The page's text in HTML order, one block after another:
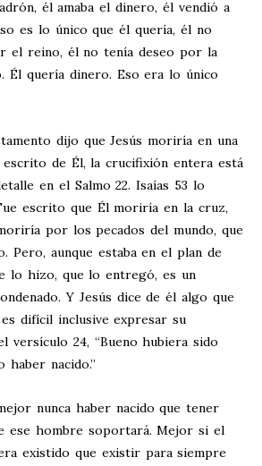
él amaba el dinero, él vendió a
es lo único que él quería, él no
el reino, él no tenía deseo por la
Él quería dinero. Eso era lo único
dijo que Jesús moriría en una
de Él, la crucifixión entera está
en el Salmo 22. Isaías 53 lo
escrito que Él moriría en la cruz,
por los pecados del mundo, que
Pero, aunque estaba en el plan de
lo hizo, que lo entregó, es un
Y Jesús dice de él algo que
difícil inclusive expresar su
versículo 24, “Bueno hubiera sido
haber nacido.”
nunca haber nacido que tener
ese hombre soportará. Mejor si el
existido que existir para siempre